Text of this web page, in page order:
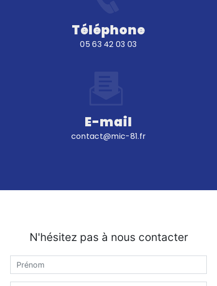
Téléphone
05 63 42 03 03
E-mail
contact@mic-81.fr
N'hésitez pas à nous contacter